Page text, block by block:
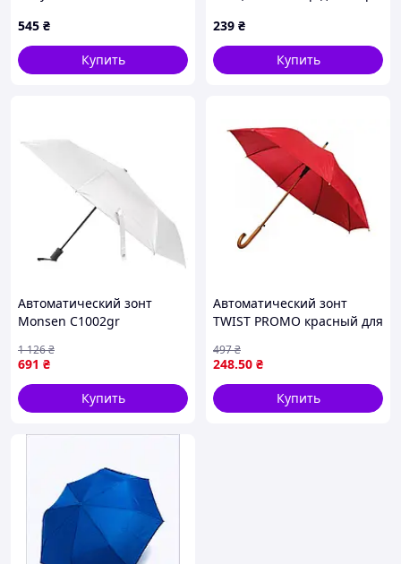
545 ₴
Купить
239 ₴
Купить
Автоматический зонт
Monsen C1002gr
691 ₴
1 126₴
Купить
Автоматический зонт
TWIST PROMO красный для
с куполом 106 см и 8
спицами
248.50 ₴
497₴
Купить